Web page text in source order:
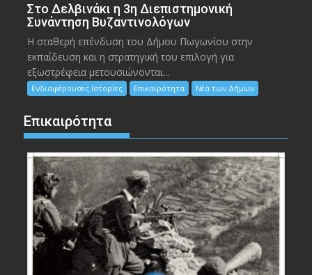
Στο Δελβινάκι η 3η Διεπιστημονική
Συνάντηση Βυζαντινολόγων
Η σταθερή επένδυση του Δήμου Πωγωνίου στην
εκπαίδευση και η στρατηγική του επιλογή για
εξωστρέφεια μετουσιώνονται...
Ενδιαφέρουσες Ιστορίες Επικαιρότητα Νέα των Δήμων
Επικαιρότητα